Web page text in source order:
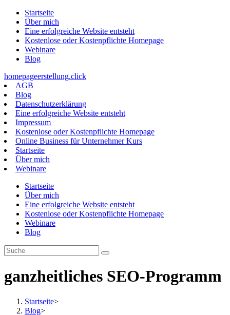
Zum
Inhalt
springen
Startseite
Über mich
Eine erfolgreiche Website entsteht
Kostenlose oder Kostenpflichte Homepage
Webinare
Blog
homepageerstellung.click
AGB
Blog
Datenschutzerklärung
Eine erfolgreiche Website entsteht
Impressum
Kostenlose oder Kostenpflichte Homepage
Online Business für Unternehmer Kurs
Startseite
Über mich
Webinare
Startseite
Über mich
Eine erfolgreiche Website entsteht
Kostenlose oder Kostenpflichte Homepage
Webinare
Blog
ganzheitliches SEO-Programm
Startseite>
Blog>